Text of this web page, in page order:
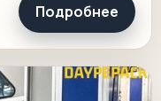
Подробнее